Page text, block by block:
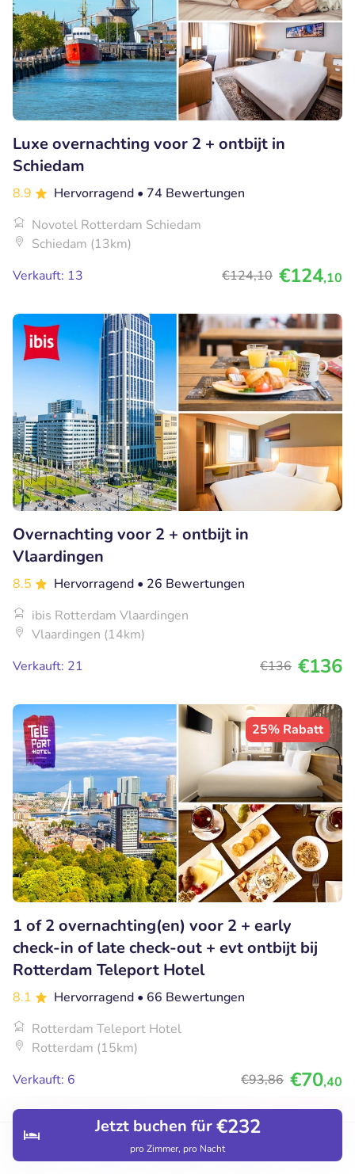
Entdecken Restaurants Buchungen
Jetzt buchen für€232
pro Zimmer, pro Nacht
Luxe overnachting voor 2 + ontbijt in
Schiedam
8.9 Hervorragend • 74 Bewertungen
Novotel Rotterdam Schiedam
Schiedam (13km)
Verkauft: 13
€124,10 €124,10
Overnachting voor 2 + ontbijt in
Vlaardingen
8.5 Hervorragend • 26 Bewertungen
ibis Rotterdam Vlaardingen
Vlaardingen (14km)
Verkauft: 21
€136 €136
25% Rabatt
1 of 2 overnachting(en) voor 2 + early
check-in of late check-out + evt ontbijt bij
Rotterdam Teleport Hotel
8.1 Hervorragend • 66 Bewertungen
Rotterdam Teleport Hotel
Rotterdam (15km)
Verkauft: 6
€93,86 €70,40